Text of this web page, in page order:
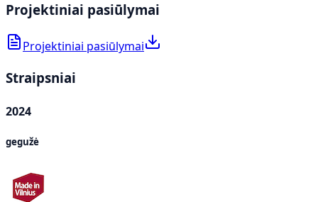
Projektiniai pasiūlymai
Projektiniai pasiūlymai
Straipsniai
2024
gegužė